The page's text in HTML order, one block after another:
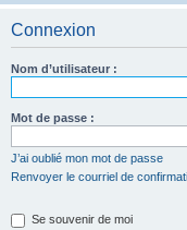
Connexion
Nom d’utilisateur :
Mot de passe :
J’ai oublié mon mot de passe
Renvoyer le courriel de
Se souvenir de moi